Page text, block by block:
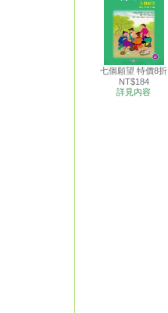
七個願望 特價8折
NT$184
詳見內容